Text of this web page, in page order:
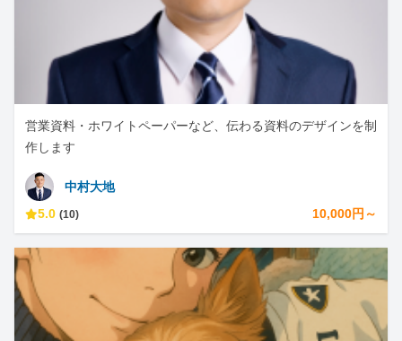
営業資料・ホワイトペーパーなど、伝わる資料のデザインを制
作します
中村大地
5.0 (10) 10,000円～